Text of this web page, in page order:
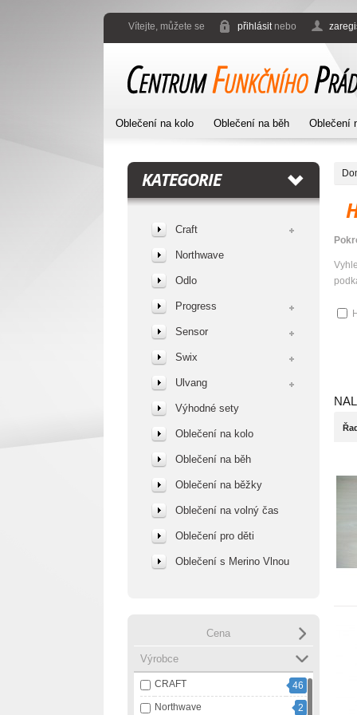
Vítejte, můžete se přihlásitnebo
Oblečení na kolo Oblečení na běh Oblečení
KATEGORIE
Craft
Northwave
Odlo
Progress
Sensor
Swix
Ulvang
Výhodné sety
Oblečení na kolo
Oblečení na běh
Oblečení na běžky
Oblečení na volný čas
Oblečení pro děti
Oblečení s Merino Vlnou
Cena
Výrobce
CRAFT
46
Northwave
2